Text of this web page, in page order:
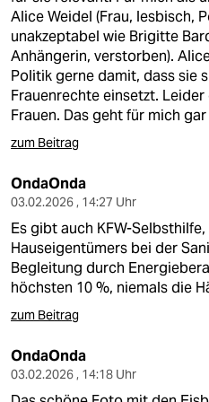
Alice Weidel (Frau, lesbisch,
unakzeptabel wie Brigitte
Anhängerin, verstorben).
Politik gerne damit, dass sie
Frauenrechte einsetzt.
Frauen. Das geht für mich
zum Beitrag
OndaOnda
03.02.2026 , 14:27 Uhr
Es gibt auch KFW-
Hauseigentümers bei der
Begleitung durch
höchsten 10 %, niemals die
zum Beitrag
OndaOnda
03.02.2026 , 14:18 Uhr